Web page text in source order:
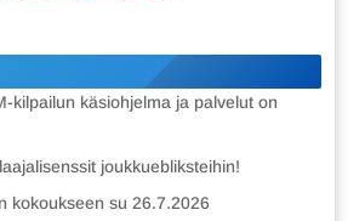
kilpailun käsiohjelma ja palvelut on
joukkuebliksteihin!
kokoukseen su 26.7.2026